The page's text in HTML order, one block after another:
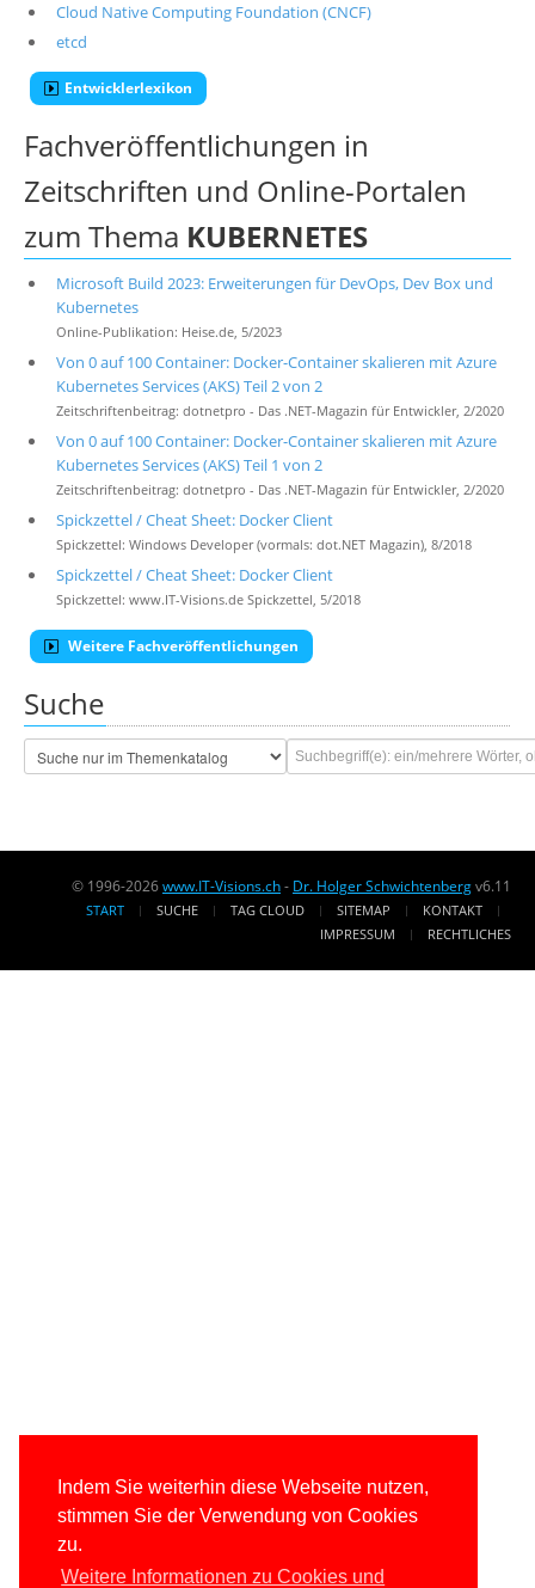
Indem Sie weiterhin diese Webseite nutzen,
stimmen Sie der Verwendung von Cookies
zu.
Weitere Informationen zu Cookies und
Cloud Native Computing Foundation (CNCF)
etcd
Entwicklerlexikon
Fachveröffentlichungen in
Zeitschriften und Online-Portalen
zum Thema KUBERNETES
Microsoft Build 2023: Erweiterungen für DevOps, Dev Box und
Kubernetes
Online-Publikation: Heise.de, 5/2023
Von 0 auf 100 Container: Docker-Container skalieren mit Azure
Kubernetes Services (AKS) Teil 2 von 2
Zeitschriftenbeitrag: dotnetpro - Das .NET-Magazin für Entwickler, 2/2020
Von 0 auf 100 Container: Docker-Container skalieren mit Azure
Kubernetes Services (AKS) Teil 1 von 2
Zeitschriftenbeitrag: dotnetpro - Das .NET-Magazin für Entwickler, 2/2020
Spickzettel / Cheat Sheet: Docker Client
Spickzettel: Windows Developer (vormals: dot.NET Magazin), 8/2018
Spickzettel / Cheat Sheet: Docker Client
Spickzettel: www.IT-Visions.de Spickzettel, 5/2018
Weitere Fachveröffentlichungen
Suche
© 1996-2026www.IT-Visions.ch- Dr. Holger Schwichtenbergv6.11
START SUCHE TAG CLOUD SITEMAP
KONTAKT
IMPRESSUM
RECHTLICHES